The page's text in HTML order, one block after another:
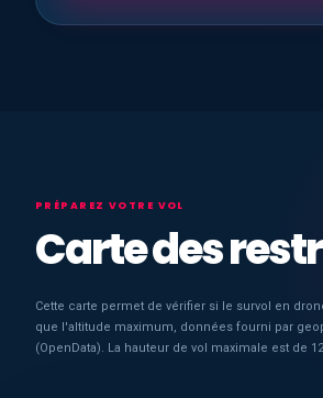
PRÉPAREZ VOTRE VOL
Carte des
Cette carte permet de vérifier si le survol en
que l'altitude maximum, données fourni par
(OpenData). La hauteur de vol maximale est de